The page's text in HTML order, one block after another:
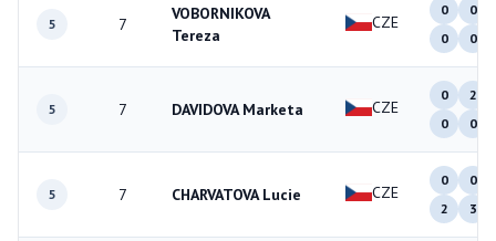
5 7
VOBORNIKOVA
Tereza
CZE
0
0
0
0
5 7 DAVIDOVA Marketa CZE
0
2
0
0
5 7 CHARVATOVA Lucie CZE
0
0
2
3